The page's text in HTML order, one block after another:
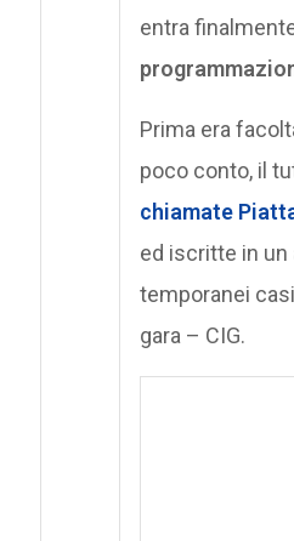
entra
Prima era
poco conto, il
chiamate
ed iscritte in un
temporanei
gara – CIG.